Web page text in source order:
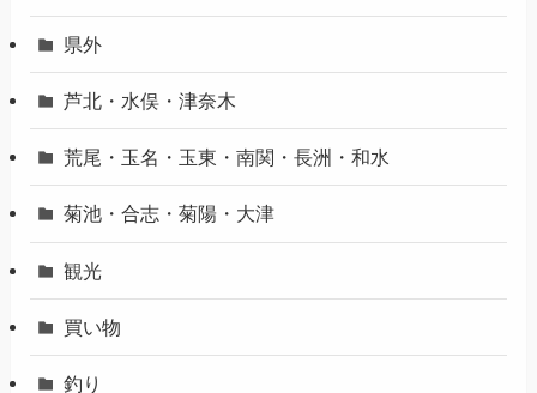
県外
芦北・水俣・津奈木
荒尾・玉名・玉東・南関・長洲・和水
菊池・合志・菊陽・大津
観光
買い物
釣り